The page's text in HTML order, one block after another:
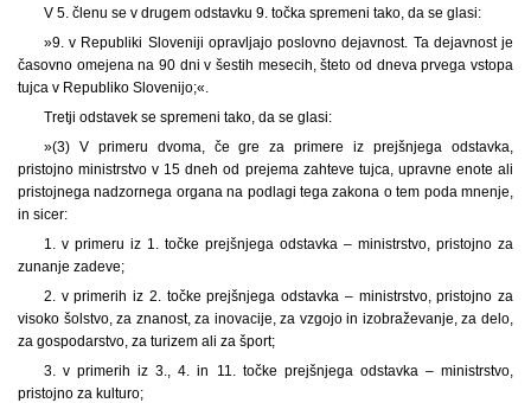
V 5. členu se v drugem odstavku 9. točka spremeni tako, da se glasi:
»9. v Republiki Sloveniji opravljajo poslovno dejavnost. Ta dejavnost je
časovno omejena na 90 dni v šestih mesecih, šteto od dneva prvega vstopa
tujca v Republiko Slovenijo;«.
Tretji odstavek se spremeni tako, da se glasi:
»(3) V primeru dvoma, če gre za primere iz prejšnjega odstavka,
pristojno ministrstvo v 15 dneh od prejema zahteve tujca, upravne enote ali
pristojnega nadzornega organa na podlagi tega zakona o tem poda mnenje,
in sicer:
1. v primeru iz 1. točke prejšnjega odstavka – ministrstvo, pristojno za
zunanje zadeve;
2. v primerih iz 2. točke prejšnjega odstavka – ministrstvo, pristojno za
visoko šolstvo, za znanost, za inovacije, za vzgojo in izobraževanje, za delo,
za gospodarstvo, za turizem ali za šport;
3. v primerih iz 3., 4. in 11. točke prejšnjega odstavka – ministrstvo,
pristojno za kulturo;